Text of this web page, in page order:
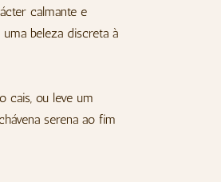
calmante e
beleza discreta à
cais, ou leve um
serena ao fim